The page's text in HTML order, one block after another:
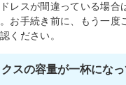
レスが間違っている場合
お手続き前に、もう一度
ください。
スの容量が一杯にな